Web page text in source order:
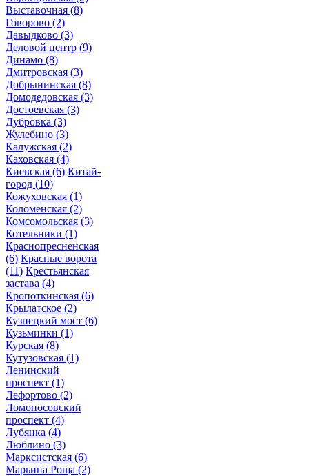
Выставочная (8)
Говорово (2)
Давыдково (3)
Деловой центр (9)
Динамо (8)
Дмитровская (3)
Добрынинская (8)
Домодедовская (3)
Достоевская (3)
Дубровка (3)
Жулебино (3)
Калужская (2)
Каховская (4)
Киевская (6) Китай-
город (10)
Кожуховская (1)
Коломенская (2)
Комсомольская (3)
Котельники (1)
Краснопресненская
(6) Красные ворота
(11) Крестьянская
застава (4)
Кропоткинская (6)
Крылатское (2)
Кузнецкий мост (6)
Кузьминки (1)
Курская (8)
Кутузовская (1)
Ленинский
проспект (1)
Лефортово (2)
Ломоносовский
проспект (4)
Лубянка (4)
Люблино (3)
Марксистская (6)
Марьина Роща (2)